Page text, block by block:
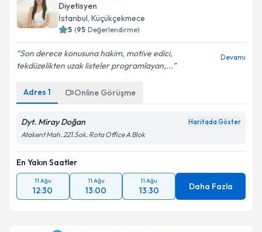
Diyetisyen
İstanbul, Küçükçekmece
5 (95 Değerlendirme)
Son derece konusuna hakim, motive edici,
tekdüzelikten uzak listeler programlayan,...
Devamı
Adres 1 Online Görüşme
Dyt. Miray Doğan Haritada Göster
Atakent Mah. 221.Sok. Rota Office A Blok
En Yakın Saatler
11 Ağu
12:30
11 Ağu
13:00
11 Ağu
13:30 Daha Fazla